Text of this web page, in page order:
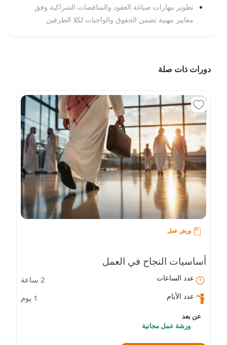
تطوير مهارات صياغة العقود والمناقصات الشراكية وفق
معايير مهنية تضمن الحقوق والواجبات لكلا الطرفين
دورات ذات صلة
ورش عمل
أساسيات النجاح في العمل
عدد الساعات 2 ساعة
عدد الأيام 1 يوم
عن بعد
ورشة عمل مجانية